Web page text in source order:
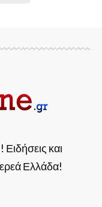
Ειδήσεις και
Ελλάδα!